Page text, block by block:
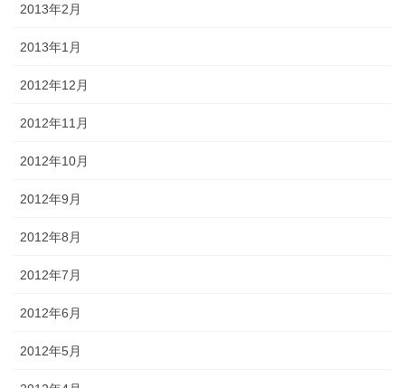
2013年2月
2013年1月
2012年12月
2012年11月
2012年10月
2012年9月
2012年8月
2012年7月
2012年6月
2012年5月